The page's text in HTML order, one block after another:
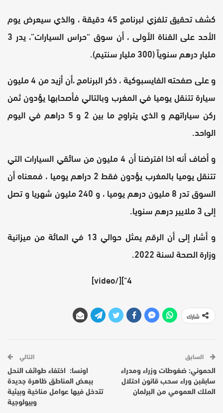
كشف تحقيق تلفزي لبرنامج 45 دقيقة ، والذي سيعرض يوم
الأحد على القناة الأولى ، أن سوق “حراس السيارات”، يدر 3
مليار درهم سنوياً (300 مليار سنتيم).
و على صفحته الفايسبوكية ، ذكر البرنامج ،أن أزيد من 4 مليون
سيارة تتنقل يوميا في المغرب وبالتالي فأصحابها يؤدون ثمن
ركن سياراتهم و الذي يتراوح ما بين 2 و 5 دراهم في اليوم
الواحد.
و أضاف أنه اذا افترضنا أن 4 مليون من سائقي السيارات التي
تتنقل يوميا بالمغرب يؤدون فقط 2 دراهم يوميا ، فمعناه أن
السوق تدر 8 مليون درهم يوميا ، و 240 مليون شهريا و تصل
إلى 3 ملايير درهم سنويا.
و أشار إلى أن الرقم يمثل حوالي 13 في المائة من ميزانية
وزارة الصحة لسنة 2022.
4"][/video]
شارك
السابق
الحموني: ضغوطات وزراء ومدراء
سابقبن وراء سحب قانون احتلال
الملك العمومي من البرلمان
التالي
اونسا: اختفاء طوائف النحل
ببعض المناطق ظاهرة جديدة
تتدخل فيها عوامل مناخية وبيئية
وبيولوجية